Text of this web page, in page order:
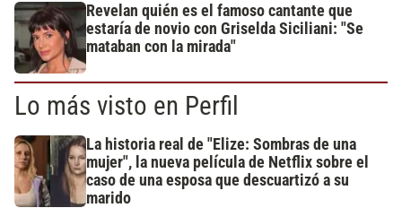
Revelan quién es el famoso cantante que
estaría de novio con Griselda Siciliani: "Se
mataban con la mirada"
Lo más visto en Perfil
La historia real de "Elize: Sombras de una
mujer", la nueva película de Netflix sobre el
caso de una esposa que descuartizó a su
marido